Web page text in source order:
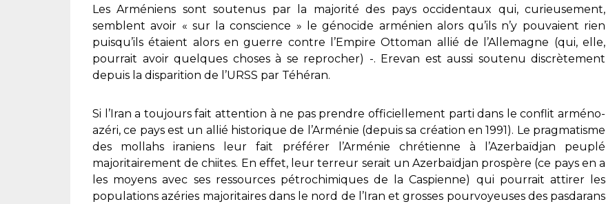
Les Arméniens sont soutenus par la majorité des pays occidentaux qui, curieusement,
semblent avoir « sur la conscience » le génocide arménien alors qu’ils n’y pouvaient rien
puisqu’ils étaient alors en guerre contre l’Empire Ottoman allié de l’Allemagne (qui, elle,
pourrait avoir quelques choses à se reprocher) -. Erevan est aussi soutenu discrètement
depuis la disparition de l’URSS par Téhéran.
Si l’Iran a toujours fait attention à ne pas prendre officiellement parti dans le conflit arméno-
azéri, ce pays est un allié historique de l’Arménie (depuis sa création en 1991). Le pragmatisme
des mollahs iraniens leur fait préférer l’Arménie chrétienne à l’Azerbaïdjan peuplé
majoritairement de chiites. En effet, leur terreur serait un Azerbaïdjan prospère (ce pays en a
les moyens avec ses ressources pétrochimiques de la Caspienne) qui pourrait attirer les
populations azéries majoritaires dans le nord de l’Iran et grosses pourvoyeuses des pasdarans